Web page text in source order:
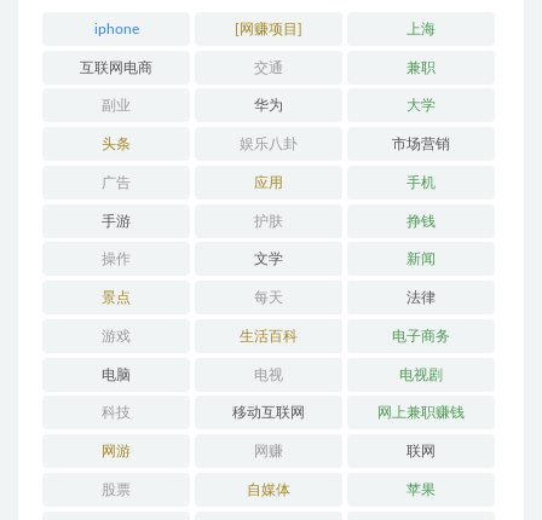
iphone [网赚项目] 上海
互联网电商 交通 兼职
副业 华为 大学
头条 娱乐八卦 市场营销
广告 应用 手机
手游 护肤 挣钱
操作 文学 新闻
景点 每天 法律
游戏 生活百科 电子商务
电脑 电视 电视剧
科技 移动互联网 网上兼职赚钱
网游 网赚 联网
股票 自媒体 苹果